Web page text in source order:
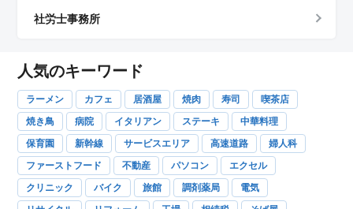
社労士事務所
人気のキーワード
ラーメン カフェ 居酒屋 焼肉 寿司
喫茶店
焼き鳥
病院 イタリアン ステーキ
中華料理
保育園
新幹線 サービスエリア 高速道路
婦人科
ファーストフード
不動産 パソコン
エクセル
クリニック
バイク 旅館 調剤薬局
電気